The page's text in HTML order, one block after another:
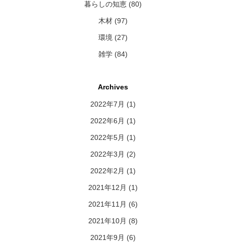
暮らしの知恵 (80)
木材 (97)
環境 (27)
雑学 (84)
Archives
2022年7月 (1)
2022年6月 (1)
2022年5月 (1)
2022年3月 (2)
2022年2月 (1)
2021年12月 (1)
2021年11月 (6)
2021年10月 (8)
2021年9月 (6)